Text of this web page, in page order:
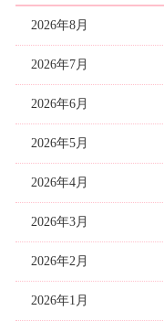
2026年8月
2026年7月
2026年6月
2026年5月
2026年4月
2026年3月
2026年2月
2026年1月